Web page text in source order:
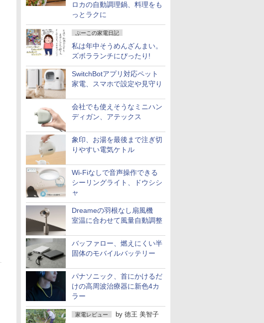
ロカの自動調理鍋、料理をも
っとラクに
ぷーこの家電日記
私は年中そうめんざんまい。
ズボラランチにぴったり!
SwitchBotアプリ対応ペット
家電、スマホで設定や見守り
会社でも使えそうなミニハン
ディガン、アテックス
象印、お湯を最後まで注ぎ切
りやすい電気ケトル
Wi-Fiなしで音声操作できる
シーリングライト、ドウシシ
ャ
Dreameの羽根なし扇風機
室温に合わせて風量自動調整
バッファロー、燃えにくい半
固体のモバイルバッテリー
パナソニック、首にかけるだ
けの高周波治療器に新色4カ
ラー
家電レビュー by 徳王 美智子